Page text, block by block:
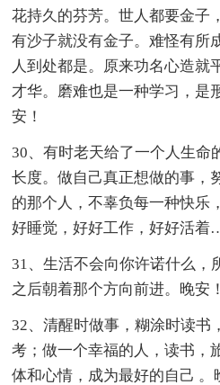
花持久的芬芳。世人都要金子
有沙子就没有金子。难怪有所
人到处都是。原来功名心造就
才华。磨难也是一种学习，是
安！
30、有时老天给了一个人生命
长度。做自己真正想做的事，
的那个人，不辜负每一种快乐
好睡觉，好好工作，好好活着
31、生活不会向你许诺什么，
之后朝着那个方向前进。晚安！
32、清醒时做事，糊涂时读书
考；做一个幸福的人，读书，
体和心情，成为最好的自己 。